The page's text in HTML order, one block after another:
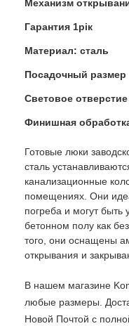
Механизм
Гарантия 1рік
Материал: сталь
Посадочный
Световое
Финишная
Готовые люки
сталь
канализационные
помещениях. Они
погреба и могут быть
бетонном полу как
того, они оснащены
открывания и
В нашем магазине
любые размеры.
Новой Почтой с